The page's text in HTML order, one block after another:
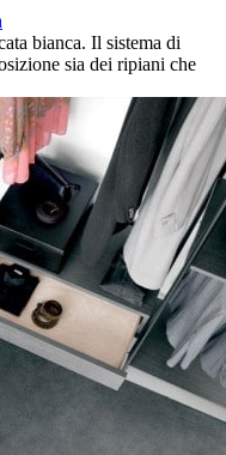
bianca. Il sistema di
sia dei ripiani che